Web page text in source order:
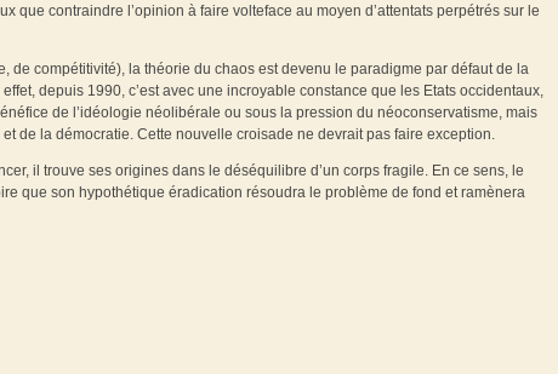
que contraindre l’opinion à faire volteface au moyen d’attentats perpétrés sur le
compétitivité), la théorie du chaos est devenu le paradigme par défaut de la
depuis 1990, c’est avec une incroyable constance que les Etats occidentaux,
de l’idéologie néolibérale ou sous la pression du néoconservatisme, mais
de la démocratie. Cette nouvelle croisade ne devrait pas faire exception.
il trouve ses origines dans le déséquilibre d’un corps fragile. En ce sens, le
que son hypothétique éradication résoudra le problème de fond et ramènera